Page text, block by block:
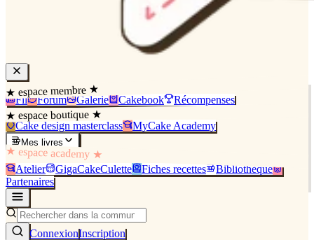
★ espace membre ★
Fil Forum Galerie Cakebook Récompenses
★ espace boutique ★
Cake design masterclass MyCake Academy
Mes livres
★ espace academy ★
Atelier GigaCakeCulette Fiches recettes
Bibliothèque
Partenaires
ConnexionInscription